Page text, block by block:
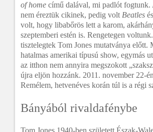
of home című dalával, mi padlót fogtunk.
nem éreztük cikinek, pedig volt Beatles és
volt, hogy libabőrös lett a karom,
szeptemberi estén is. Rengetegen
tisztelegtek Tom Jones mutatványa
hatalmas amerikai típusú show, egymás
az itthon nem annyira megszokott
újra eljön hozzánk. 2011. november 22-
Remélem, hetvenéves korán túl is a régi
Bányából rivaldafénybe
Tom Jones 1940-ben született Észak-